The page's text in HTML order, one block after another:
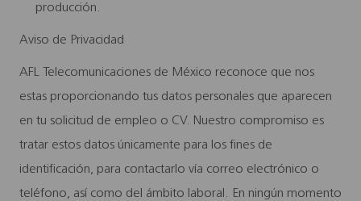
producción.
Aviso de Privacidad
AFL Telecomunicaciones de México reconoce que nos
estas proporcionando tus datos personales que aparecen
en tu solicitud de empleo o CV. Nuestro compromiso es
tratar estos datos únicamente para los fines de
identificación, para contactarlo vía correo electrónico o
teléfono, así como del ámbito laboral. En ningún momento